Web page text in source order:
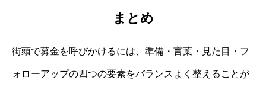
まとめ
街頭で募金を呼びかけるには、準備・言葉・見た目・フ
ォローアップの四つの要素をバランスよく整えることが